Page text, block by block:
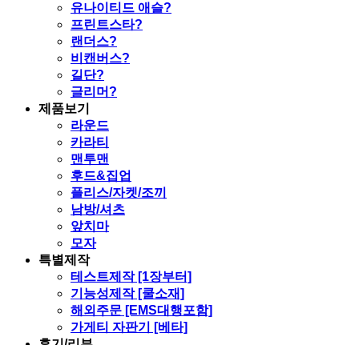
유나이티드 애슬?
프린트스타?
랜더스?
비캔버스?
길단?
글리머?
제품보기
라운드
카라티
맨투맨
후드&집업
플리스/자켓/조끼
남방/셔츠
앞치마
모자
특별제작
테스트제작 [1장부터]
기능성제작 [쿨소재]
해외주문 [EMS대행포함]
가게티 자판기 [베타]